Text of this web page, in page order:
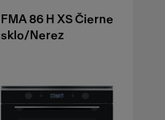
FMA 86 H XS Čierne
sklo/Nerez